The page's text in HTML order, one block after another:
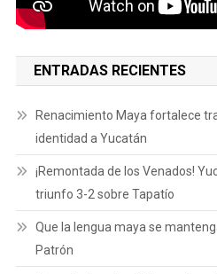
ENTRADAS RECIENTES
Renacimiento Maya fortalece
identidad a Yucatán
¡Remontada de los Venados!
triunfo 3-2 sobre Tapatío
Que la lengua maya se
Patrón